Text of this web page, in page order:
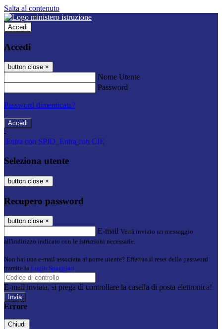
Salta al contenuto
Accedi
Accedi
button close ×
Nome Utente
Password
Password dimenticata?
-
Entra con SPID Entra con CIE
Seleziona utente
button close ×
Recupero password
button close ×
E-mail Verrà inviato un messaggio
all'indirizzo indicato con le istruzioni necessarie.
Non hai una e-mail associata al nome utente? Effettua il reset della password
tramite la Login Spaggiari
E-mail inviata, si prega di controllare la casella di posta elettronica!
Errore
Chiudi